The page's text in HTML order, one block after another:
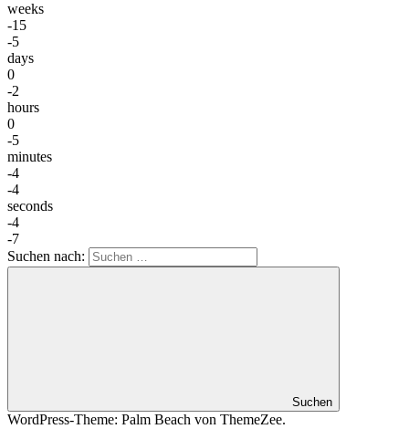
weeks
-15
-5
days
0
-2
hours
0
-5
minutes
-4
-4
seconds
-4
-7
Suchen nach:
Suchen
WordPress-Theme: Palm Beach von ThemeZee.